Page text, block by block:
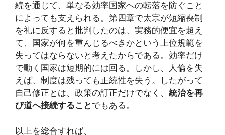
続を通じて、単なる効率国家への転落を防ぐこと
によっても支えられる。第四章で太宗が短縮喪制
を礼に反すると批判したのは、実務的便宜を超え
て、国家が何を重んじるべきかという上位規範を
失ってはならないと考えたからである。効率だけ
で動く国家は短期的には回る。しかし、人倫を失
えば、制度は残っても正統性を失う。したがって
自己修正とは、政策の訂正だけでなく、 統治を再
び道へ接続すること でもある。
以上を総合すれば、